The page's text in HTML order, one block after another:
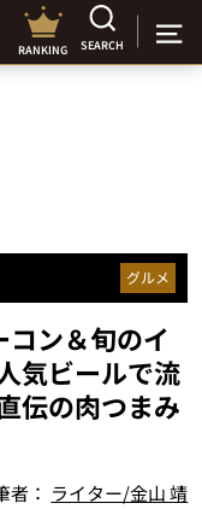
RANKING SEARCH
グルメ
コン＆旬のイ
気ビールで流
伝の肉つまみ
者： ライター/金山 靖